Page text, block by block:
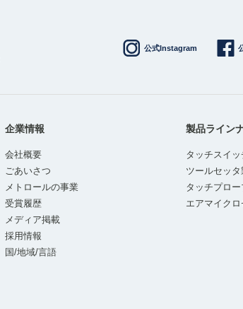
公式Instagram
企業情報
会社概要
ごあいさつ
メトロールの事業
受賞履歴
メディア掲載
採用情報
国/地域/言語
製品ライン
タッチスイッ
ツールセッタ
タッチプロー
エアマイク